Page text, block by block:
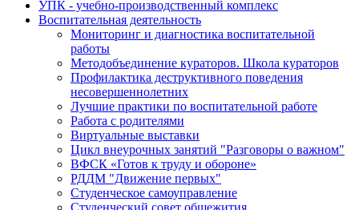
УПК - учебно-производственный комплекс
Воспитательная деятельность
Мониторинг и диагностика воспитательной
работы
Методобъединение кураторов. Школа кураторов
Профилактика деструктивного поведения
несовершеннолетних
Лучшие практики по воспитательной работе
Работа с родителями
Виртуальные выставки
Цикл внеурочных занятий "Разговоры о важном"
ВФСК «Готов к труду и обороне»
РДДМ "Движение первых"
Студенческое самоуправление
Студенческий совет общежития